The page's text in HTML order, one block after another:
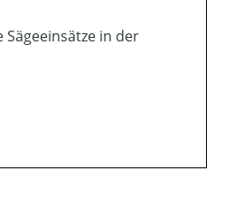
in der